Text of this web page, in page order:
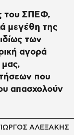
ΑΛΕΞΑΚΗΣ
του ΣΠΕΦ,
μεγέθη της
των
αγορά
μας,
που
απασχολούν